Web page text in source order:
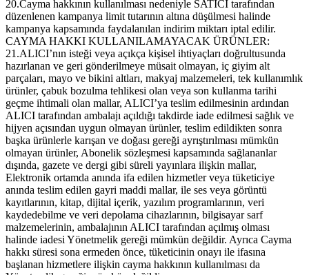
20.Cayma hakkının kullanılması nedeniyle SATICI tarafından
düzenlenen kampanya limit tutarının altına düşülmesi halinde
kampanya kapsamında faydalanılan indirim miktarı iptal edilir.
CAYMA HAKKI KULLANILAMAYACAK ÜRÜNLER:
21.ALICI’nın isteği veya açıkça kişisel ihtiyaçları doğrultusunda
hazırlanan ve geri gönderilmeye müsait olmayan, iç giyim alt
parçaları, mayo ve bikini altları, makyaj malzemeleri, tek kullanımlık
ürünler, çabuk bozulma tehlikesi olan veya son kullanma tarihi
geçme ihtimali olan mallar, ALICI’ya teslim edilmesinin ardından
ALICI tarafından ambalajı açıldığı takdirde iade edilmesi sağlık ve
hijyen açısından uygun olmayan ürünler, teslim edildikten sonra
başka ürünlerle karışan ve doğası gereği ayrıştırılması mümkün
olmayan ürünler, Abonelik sözleşmesi kapsamında sağlananlar
dışında, gazete ve dergi gibi süreli yayınlara ilişkin mallar,
Elektronik ortamda anında ifa edilen hizmetler veya tüketiciye
anında teslim edilen gayri maddi mallar, ile ses veya görüntü
kayıtlarının, kitap, dijital içerik, yazılım programlarının, veri
kaydedebilme ve veri depolama cihazlarının, bilgisayar sarf
malzemelerinin, ambalajının ALICI tarafından açılmış olması
halinde iadesi Yönetmelik gereği mümkün değildir. Ayrıca Cayma
hakkı süresi sona ermeden önce, tüketicinin onayı ile ifasına
başlanan hizmetlere ilişkin cayma hakkının kullanılması da